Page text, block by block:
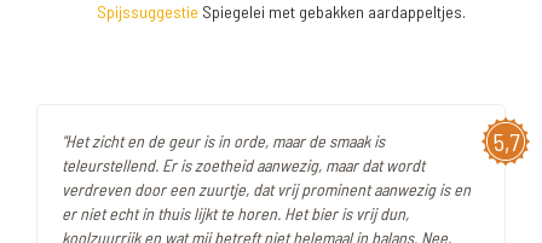
Spijssuggestie Spiegelei met gebakken aardappeltjes.
5,7
"Het zicht en de geur is in orde, maar de smaak is
teleurstellend. Er is zoetheid aanwezig, maar dat wordt
verdreven door een zuurtje, dat vrij prominent aanwezig is en
er niet echt in thuis lijkt te horen. Het bier is vrij dun,
koolzuurrijk en wat mij betreft niet helemaal in balans. Nee,